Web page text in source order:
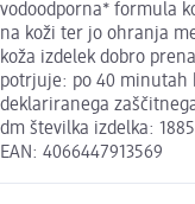
vodoodporna* formula
na koži ter jo ohranja
koža izdelek dobro
potrjuje: po 40 minutah
deklariranega
dm številka izdelka:
EAN: 4066447913569